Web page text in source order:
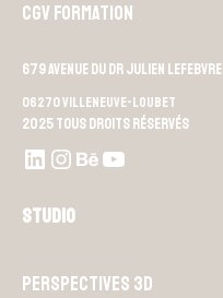
CGV Formation
679 Avenue du Dr Julien Lefebvre
06270 Villeneuve-Loubet
2025 Tous droits réservés
LinkedIn
Instagram
Behance
Youtube L4M
Studio
Perspectives 3D